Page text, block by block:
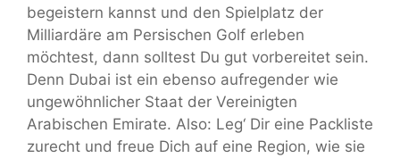
begeistern kannst und den Spielplatz der
Milliardäre am Persischen Golf erleben
möchtest, dann solltest Du gut vorbereitet sein.
Denn Dubai ist ein ebenso aufregender wie
ungewöhnlicher Staat der Vereinigten
Arabischen Emirate. Also: Leg‘ Dir eine Packliste
zurecht und freue Dich auf eine Region, wie sie